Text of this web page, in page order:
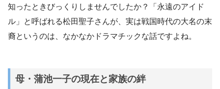
知ったときびっくりしませんでしたか？「永遠のアイド
ル」と呼ばれる松田聖子さんが、実は戦国時代の大名の末
裔というのは、なかなかドラマチックな話ですよね。
母・蒲池一子の現在と家族の絆